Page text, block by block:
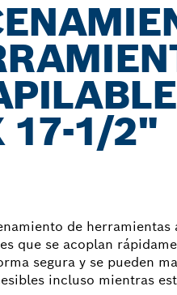
17-1/2"
de herramientas
que se acoplan
segura y se pueden
incluso mientras